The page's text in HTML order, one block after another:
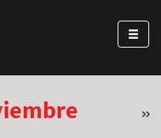
»